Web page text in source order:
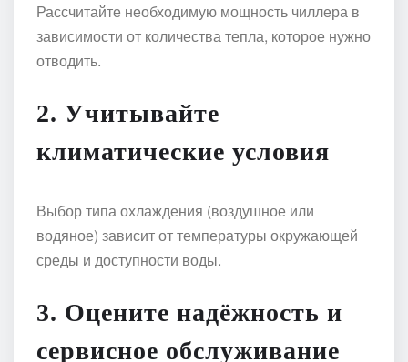
Рассчитайте необходимую мощность чиллера в
зависимости от количества тепла, которое нужно
отводить.
2. Учитывайте
климатические условия
Выбор типа охлаждения (воздушное или
водяное) зависит от температуры окружающей
среды и доступности воды.
3. Оцените надёжность и
сервисное обслуживание